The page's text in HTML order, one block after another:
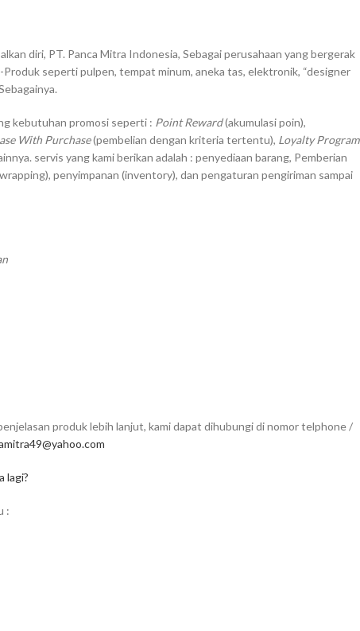
diri, PT. Panca Mitra Indonesia, Sebagai perusahaan yang bergerak
seperti pulpen, tempat minum, aneka tas, elektronik, “designer
kebutuhan promosi seperti : Point Reward(akumulasi poin),
With Purchase(pembelian dengan kriteria tertentu), Loyalty Program
servis yang kami berikan adalah : penyediaan barang, Pemberian
penyimpanan (inventory), dan pengaturan pengiriman sampai
produk lebih lanjut, kami dapat dihubungi di nomor telphone /
lagi?
: